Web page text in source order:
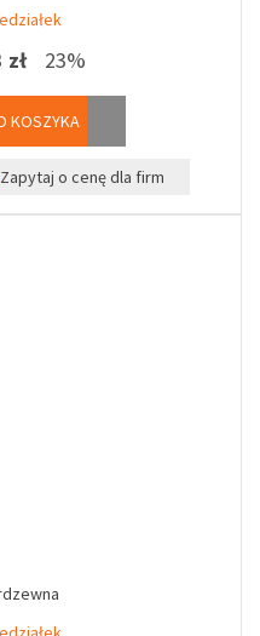
zł 23%
KOSZYKA
Zapytaj o cenę dla firm